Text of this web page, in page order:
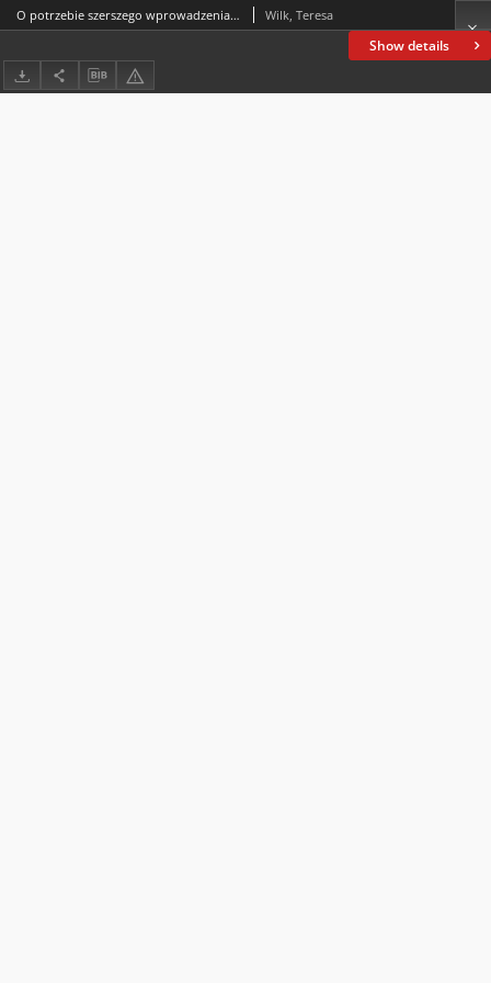
Show details
O potrzebie szerszego wprowadzenia sztuki w szkolny proces edukacyjno-wychowawczy młodego pokolenia Wilk, Teresa